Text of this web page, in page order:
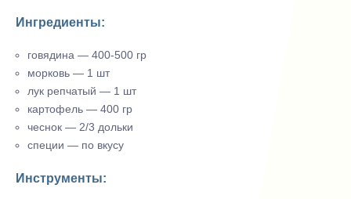
Ингредиенты:
говядина — 400-500 гр
морковь — 1 шт
лук репчатый — 1 шт
картофель — 400 гр
чеснок — 2/3 дольки
специи — по вкусу
Инструменты: